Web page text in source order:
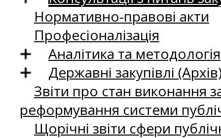
Нормативно-правові акти
Професіоналізація
Аналітика та методологія
Державні закупівлі
Звіти про стан виконання
реформування системи
Щорічні звіти сфери